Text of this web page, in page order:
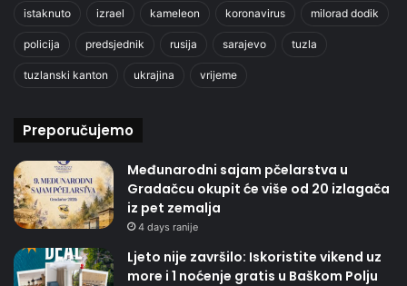
istaknuto izrael kameleon koronavirus milorad dodik
policija predsjednik rusija sarajevo tuzla
tuzlanski kanton ukrajina vrijeme
Preporučujemo
Međunarodni sajam pčelarstva u
Gradačcu okupit će više od 20 izlagača
iz pet zemalja
4 days ranije
Ljeto nije završilo: Iskoristite vikend uz
more i 1 noćenje gratis u Baškom Polju